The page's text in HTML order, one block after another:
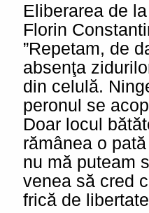
Eliberarea de
Florin
”Repetam, de
absenţa
din celulă.
peronul se
Doar locul
rămânea o
nu mă puteam
venea să cred
frică de